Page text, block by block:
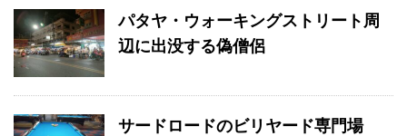
パタヤ・ウォーキングストリート周
辺に出没する偽僧侶
サードロードのビリヤード専門場